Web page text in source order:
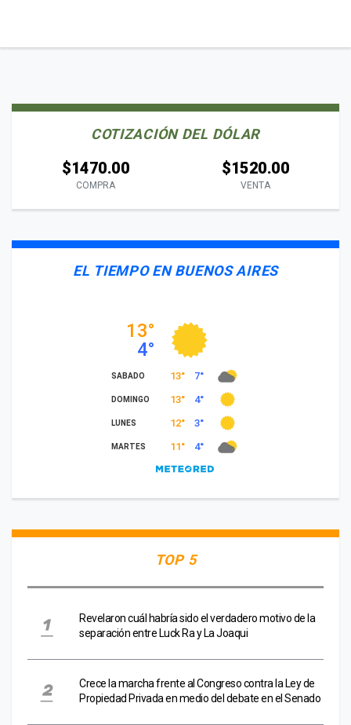
COTIZACIÓN DEL DÓLAR
$1470.00
COMPRA
$1520.00
VENTA
EL TIEMPO EN BUENOS AIRES
TOP 5
Revelaron cuál habría sido el verdadero motivo de la
separación entre Luck Ra y La Joaqui
Crece la marcha frente al Congreso contra la Ley de
Propiedad Privada en medio del debate en el Senado